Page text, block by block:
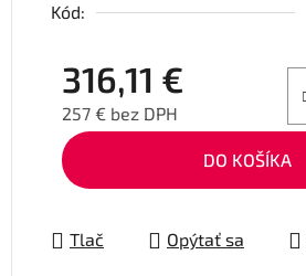
Kód:
316,11 €
257 € bez DPH
Jednotková cena:
DO KOŠÍKA
Tlač Opýtať sa